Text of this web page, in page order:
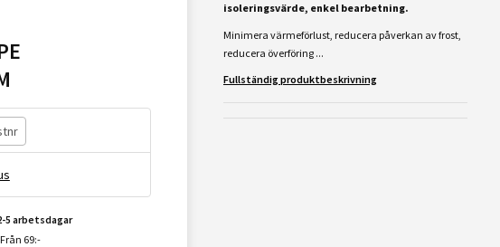
5 arbetsdagar
69:-
isoleringsvärde, enkel bearbetning.
Minimera värmeförlust, reducera påverkan av frost,
reducera överföring ...
Fullständig produktbeskrivning